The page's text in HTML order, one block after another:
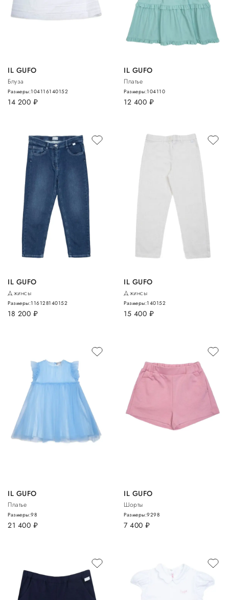
IL GUFO
Блуза
14 200 руб.
Размеры:104116140152
IL GUFO
Платье
12 400 руб.
Размеры:104110
IL GUFO
Джинсы
18 200 руб.
Размеры:116128140152
IL GUFO
Джинсы
15 400 руб.
Размеры:140152
IL GUFO
Платье
21 400 руб.
Размеры:98
IL GUFO
Шорты
7 400 руб.
Размеры:9298